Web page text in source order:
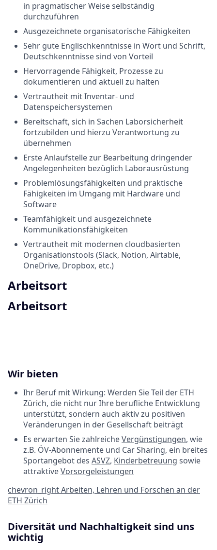
in pragmatischer Weise selbständig
durchzuführen
Ausgezeichnete organisatorische Fähigkeiten
Sehr gute Englischkenntnisse in Wort und Schrift,
Deutschkenntnisse sind von Vorteil
Hervorragende Fähigkeit, Prozesse zu
dokumentieren und aktuell zu halten
Vertrautheit mit Inventar- und
Datenspeichersystemen
Bereitschaft, sich in Sachen Laborsicherheit
fortzubilden und hierzu Verantwortung zu
übernehmen
Erste Anlaufstelle zur Bearbeitung dringender
Angelegenheiten bezüglich Laborausrüstung
Problemlösungsfähigkeiten und praktische
Fähigkeiten im Umgang mit Hardware und
Software
Teamfähigkeit und ausgezeichnete
Kommunikationsfähigkeiten
Vertrautheit mit modernen cloudbasierten
Organisationstools (Slack, Notion, Airtable,
OneDrive, Dropbox, etc.)
Arbeitsort
Arbeitsort
Wir bieten
Ihr Beruf mit Wirkung: Werden Sie Teil der ETH
Zürich, die nicht nur Ihre berufliche Entwicklung
unterstützt, sondern auch aktiv zu positiven
Veränderungen in der Gesellschaft beiträgt
Es erwarten Sie zahlreicheVergünstigungen, wie
z.B. ÖV-Abonnemente und Car Sharing, ein breites
Sportangebot des ASVZ, Kinderbetreuung sowie
attraktiveVorsorgeleistungen
chevron_rightArbeiten, Lehren und Forschen an der
ETH Zürich
Diversität und Nachhaltigkeit sind uns
wichtig